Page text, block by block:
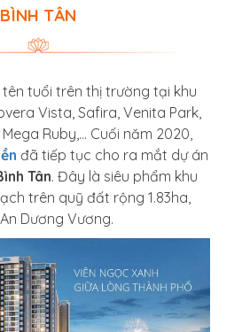
BÌNH TÂN
tuổi trên thị trường tại khu
Vista, Safira, Venita Park,
Ruby,… Cuối năm 2020,
đã tiếp tục cho ra mắt dự án
Tân. Đây là siêu phẩm khu
trên quỹ đất rộng 1.83ha,
Dương Vương.